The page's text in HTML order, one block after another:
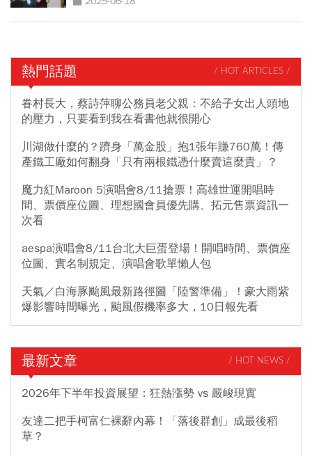
熱門話題 / HOT ARTICLES /
眷村長大，蔡詩萍聊公務員老父親：不給子女出人頭地
的壓力，只要看到我在看書他就很開心
川湖做什麼的？躋身「萬金股」抱1張年賺760萬！傳
產鐵工廠如何翻身「只有兩根鐵憑什麼賣這麼貴」？
魔力紅Maroon 5演唱會8/11搶票！高雄世運開唱時
間、票價座位圖、理想國會員優先購、拓元售票資訊一
次看
aespa演唱會8/11台北大巨蛋登場！開唱時間、票價座
位圖、實名制規定、演唱會歌單懶人包
天氣／白海豚颱風最新路徑圖「陸警準備」！豪大雨紫
爆影響時間曝光，颱風假機率多大，10日報先看
最新文章 / HOT NEWS /
2026年下半年投資展望：狂熱漲勢 vs 嚴峻現實
友達二把手柯富仁裸辭內幕！「落後群創」成最後稻
草？